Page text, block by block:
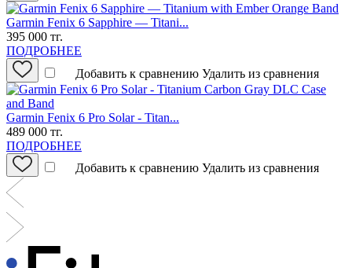
Garmin Fenix 6 Sapphire — Titani...
395 000 тг.
ПОДРОБНЕЕ
Добавить к сравнению Удалить из сравнения
Garmin Fenix 6 Pro Solar - Titan...
489 000 тг.
ПОДРОБНЕЕ
Добавить к сравнению Удалить из сравнения